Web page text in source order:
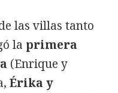
las villas tanto
la primera
(Enrique y
Érika y